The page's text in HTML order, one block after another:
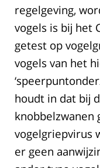
regelgeving,
vogels is bij het
getest op
vogels van het
houdt in dat bij
knobbelzwanen
vogelgriepvirus
er geen